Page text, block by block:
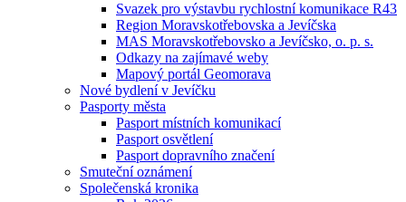
Svazek pro výstavbu rychlostní komunikace R43
Region Moravskotřebovska a Jevíčska
MAS Moravskotřebovsko a Jevíčsko, o. p. s.
Odkazy na zajímavé weby
Mapový portál Geomorava
Nové bydlení v Jevíčku
Pasporty města
Pasport místních komunikací
Pasport osvětlení
Pasport dopravního značení
Smuteční oznámení
Společenská kronika